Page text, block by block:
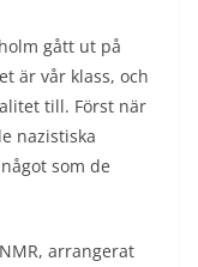
gått ut på
är vår klass, och
till. Först när
nazistiska
som de
arrangerat